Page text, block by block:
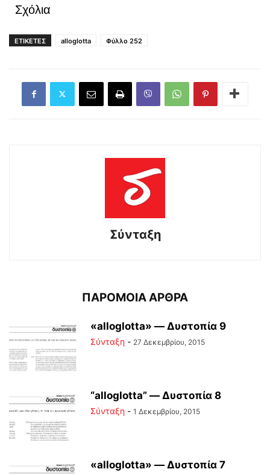
Σχόλια
ΕΤΙΚΕΤΕΣ alloglotta Φύλλο 252
Σύνταξη
ΠΑΡΟΜΟΙΑ ΑΡΘΡΑ
«alloglotta» — Δυστοπία 9
Σύνταξη - 27 Δεκεμβρίου, 2015
“alloglotta” — Δυστοπία 8
Σύνταξη - 1 Δεκεμβρίου, 2015
«alloglotta» — Δυστοπία 7